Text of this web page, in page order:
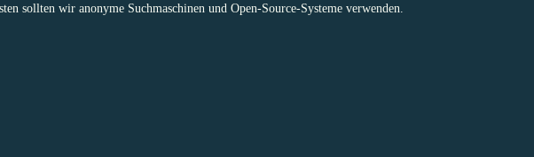
sollten wir anonyme Suchmaschinen und Open-Source-Systeme verwenden.